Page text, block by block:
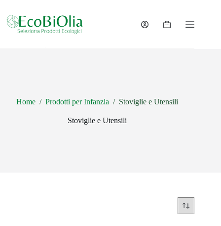
contenuto
Carrello
Home / Prodotti per Infanzia / Stoviglie e Utensili
Stoviglie e Utensili